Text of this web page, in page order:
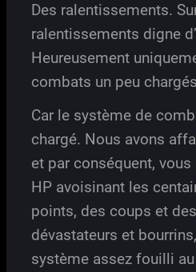
Des ralentissements.
ralentissements digne
Heureusement
combats un peu
Car le système de
chargé. Nous avons
et par conséquent,
HP avoisinant les
points, des coups et
dévastateurs et
système assez fouilli